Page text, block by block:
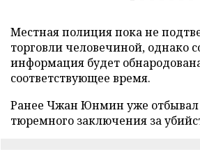
Местная полиция пока не
торговли человечиной, однако
информация будет
соответствующее время.
Ранее Чжан Юнмин уже отбывал
тюремного заключения за